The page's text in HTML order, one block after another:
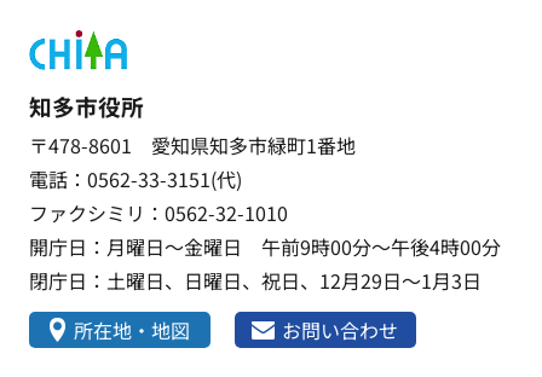
知多市役所
〒478-8601 愛知県知多市緑町1番地
電話：0562-33-3151(代)
ファクシミリ：0562-32-1010
開庁日：月曜日～金曜日 午前9時00分～午後4時00分
閉庁日：土曜日、日曜日、祝日、12月29日～1月3日
所在地・地図
お問い合わせ